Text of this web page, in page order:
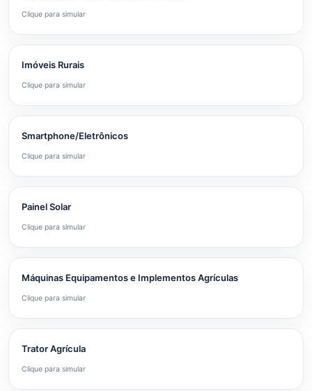
Clique para simular
Imóveis Rurais
Clique para simular
Smartphone/Eletrônicos
Clique para simular
Painel Solar
Clique para simular
Máquinas Equipamentos e Implementos Agrículas
Clique para simular
Trator Agrícula
Clique para simular